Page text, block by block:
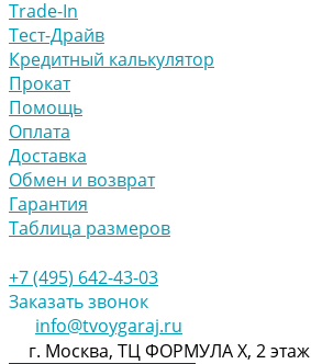
Trade-In
Тест-Драйв
Кредитный калькулятор
Прокат
Помощь
Оплата
Доставка
Обмен и возврат
Гарантия
Таблица размеров
+7 (495) 642-43-03
Заказать звонок
info@tvoygaraj.ru
г. Москва, ТЦ ФОРМУЛА Х, 2 этаж